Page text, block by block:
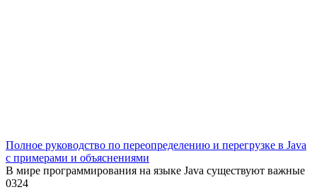
Полное руководство по переопределению и перегрузке в Java
с примерами и объяснениями
В мире программирования на языке Java существуют важные
0324